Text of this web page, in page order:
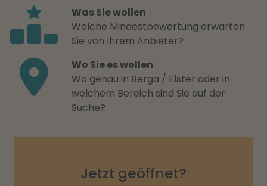
Was Sie wollen
Welche Mindestbewertung erwarten
Sie von Ihrem Anbieter?
Wo Sie es wollen
Wo genau in Berga / Elster oder in
welchem Bereich sind Sie auf der
Suche?
Jetzt geöffnet?